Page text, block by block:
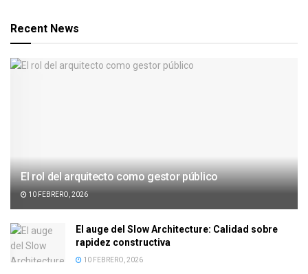
Recent News
El rol del arquitecto como gestor público
10 FEBRERO, 2026
El auge del Slow Architecture: Calidad sobre
rapidez constructiva
10 FEBRERO, 2026